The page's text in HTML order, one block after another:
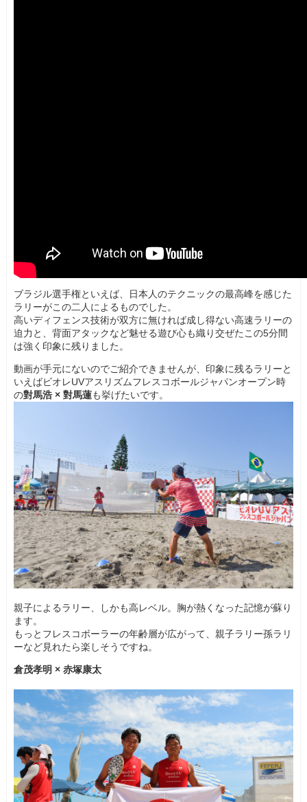
ブラジル選手権といえば、日本人のテクニックの最高峰を感じた
ラリーがこの二人によるものでした。
高いディフェンス技術が双方に無ければ成し得ない高速ラリーの
迫力と、背面アタックなど魅せる遊び心も織り交ぜたこの5分間
は強く印象に残りました。
動画が手元にないのでご紹介できませんが、印象に残るラリーと
いえばビオレUVアスリズムフレスコボールジャパンオープン時
の對馬浩 × 對馬蓮も挙げたいです。
親子によるラリー、しかも高レベル。胸が熱くなった記憶が蘇り
ます。
もっとフレスコボーラーの年齢層が広がって、親子ラリー孫ラリ
ーなど見れたら楽しそうですね。
倉茂孝明 × 赤塚康太